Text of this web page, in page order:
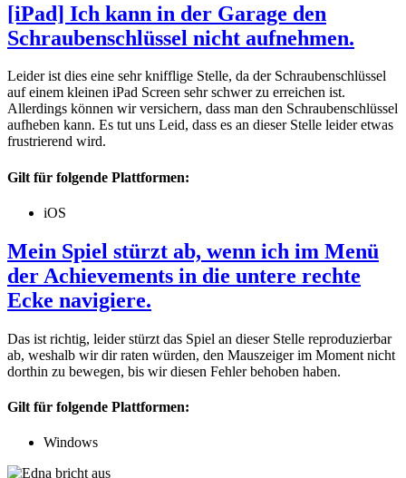
[iPad] Ich kann in der Garage den
Schraubenschlüssel nicht aufnehmen.
Leider ist dies eine sehr knifflige Stelle, da der Schraubenschlüssel
auf einem kleinen iPad Screen sehr schwer zu erreichen ist.
Allerdings können wir versichern, dass man den Schraubenschlüssel
aufheben kann. Es tut uns Leid, dass es an dieser Stelle leider etwas
frustrierend wird.
Gilt für folgende Plattformen:
iOS
Mein Spiel stürzt ab, wenn ich im Menü
der Achievements in die untere rechte
Ecke navigiere.
Das ist richtig, leider stürzt das Spiel an dieser Stelle reproduzierbar
ab, weshalb wir dir raten würden, den Mauszeiger im Moment nicht
dorthin zu bewegen, bis wir diesen Fehler behoben haben.
Gilt für folgende Plattformen:
Windows